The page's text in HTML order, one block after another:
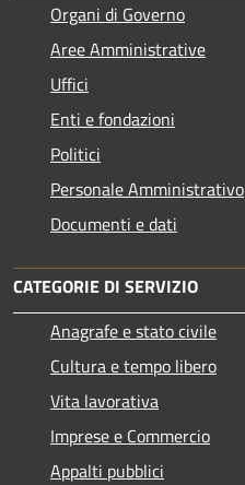
Organi di Governo
Aree Amministrative
Uffici
Enti e fondazioni
Politici
Personale Amministrativo
Documenti e dati
CATEGORIE DI SERVIZIO
Anagrafe e stato civile
Cultura e tempo libero
Vita lavorativa
Imprese e Commercio
Appalti pubblici